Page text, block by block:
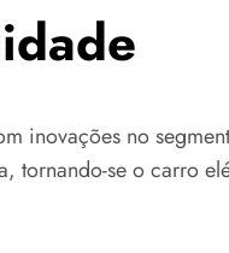
inovações no
tornando-se o carro